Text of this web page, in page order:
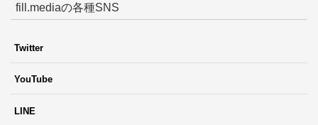
fill.mediaの各種SNS
Twitter
YouTube
LINE